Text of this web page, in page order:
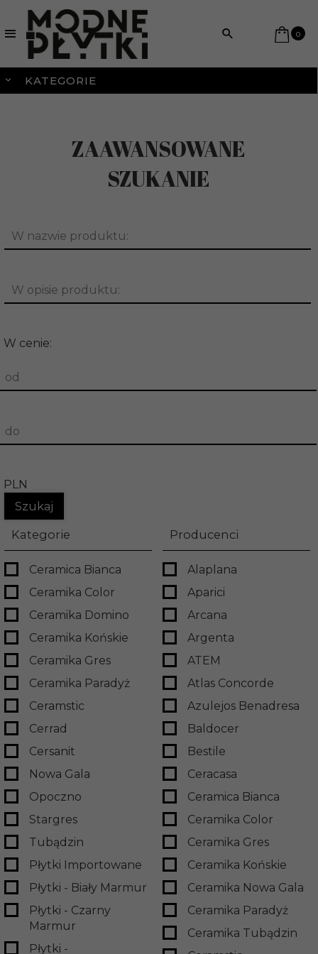
0
KATEGORIE
ZAAWANSOWANE
SZUKANIE
W nazwie produktu:
W opisie produktu:
W cenie:
od
do
PLN
Kategorie
Ceramica Bianca
Ceramika Color
Ceramika Domino
Ceramika Końskie
Ceramika Gres
Ceramika Paradyż
Ceramstic
Cerrad
Cersanit
Nowa Gala
Opoczno
Stargres
Tubądzin
Płytki Importowane
Płytki - Biały Marmur
Płytki - Czarny
Marmur
Płytki -
Producenci
Alaplana
Aparici
Arcana
Argenta
ATEM
Atlas Concorde
Azulejos Benadresa
Baldocer
Bestile
Ceracasa
Ceramica Bianca
Ceramika Color
Ceramika Gres
Ceramika Końskie
Ceramika Nowa Gala
Ceramika Paradyż
Ceramika Tubądzin